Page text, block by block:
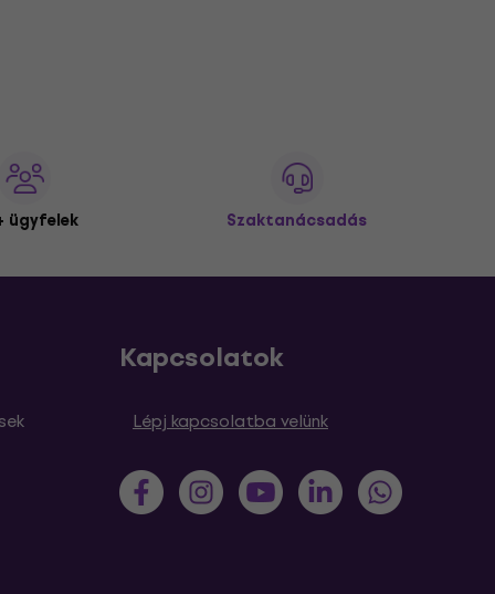
ügyfelek Szaktanácsadás
Kapcsolatok
Lépj kapcsolatba velünk